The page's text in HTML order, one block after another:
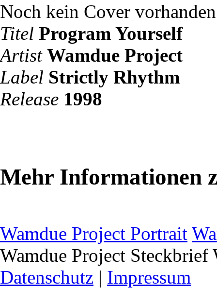
Noch kein Cover vorhanden
Titel Program Yourself
Artist Wamdue Project
Label Strictly Rhythm
Release 1998
Mehr Informationen
Wamdue Project Portrait
Wamdue Project Steckbrief
Datenschutz | Impressum